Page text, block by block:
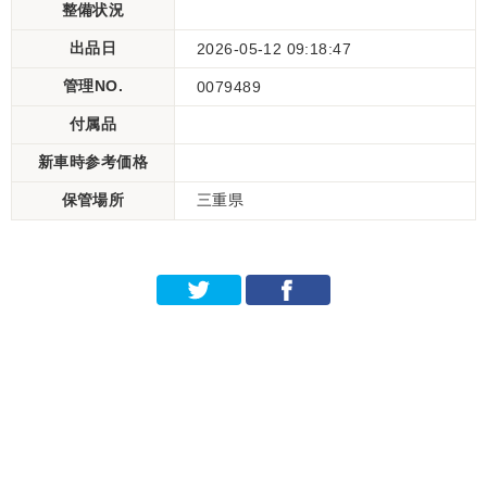
整備状況
出品日 2026-05-12 09:18:47
管理NO. 0079489
付属品
新車時参考価格
保管場所 三重県